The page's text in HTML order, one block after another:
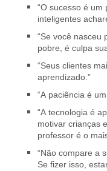
“O sucesso é
inteligentes
“Se você
pobre, é culpa
“Seus clientes
aprendizado.”
“A paciência é
“A tecnologia é
motivar crianças
professor é o
“Não compare a
Se fizer isso,